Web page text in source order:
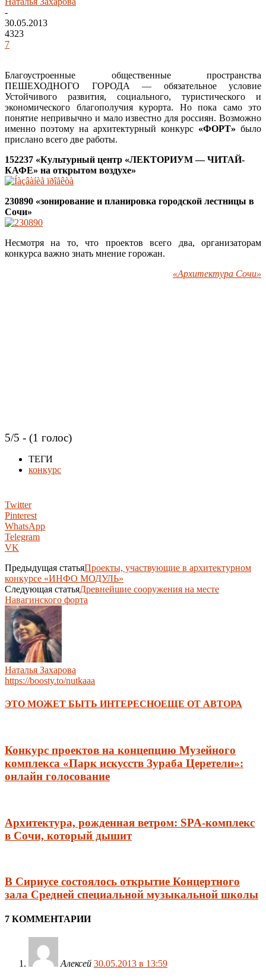
-
30.05.2013
4323
7
Благоустроенные общественные пространства
ПЕШЕХОДНОГО ГОРОДА — обязательное условие
Устойчивого развития, социального, туристического и
экономического благополучия курорта. Но пока само это
понятие непривычно и мало известно для россиян. Возможно
именно поэтому на архитектурный конкурс «ФОРТ» было
прислано всего две работы.
152237 «Культурный центр «ЛЕКТОРИУМ — ЧИТАЙ-
КАФЕ» на открытом воздухе»
230890 «зонирование и планировка городской лестницы в
Сочи»
Несмотря на то, что проектов всего два, организаторам
конкурса важно знать мнение горожан.
«Архитектура Сочи»
5/5 - (1 голос)
ТЕГИ
конкурс
Twitter
Pinterest
WhatsApp
Telegram
VK
Предыдущая статьяПроекты, участвующие в архитектурном
конкурсе «ИНФО МОДУЛЬ»
Следующая статьяДревнейшие сооружения на месте
Навагинского форта
Наталья Захарова
https://boosty.to/nutkaaa
ЭТО МОЖЕТ БЫТЬ ИНТЕРЕСНОЕЩЕ ОТ АВТОРА
Конкурс проектов на концепцию Музейного
комплекса «Парк искусств Зураба Церетели»:
онлайн голосование
Архитектура, рожденная ветром: SPA-комплекс
в Сочи, который дышит
В Сириусе состоялось открытие Концертного
зала Средней специальной музыкальной школы
7 КОММЕНТАРИИ
Алексей 30.05.2013 в 13:59